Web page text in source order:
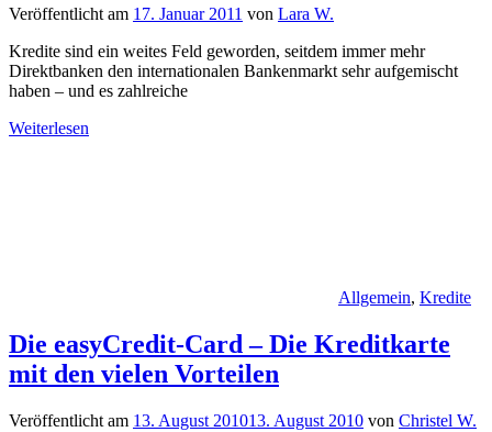
Veröffentlicht am 17. Januar 2011 von Lara W.
Kredite sind ein weites Feld geworden, seitdem immer mehr
Direktbanken den internationalen Bankenmarkt sehr aufgemischt
haben – und es zahlreiche
Weiterlesen
Allgemein, Kredite
Die easyCredit-Card – Die Kreditkarte
mit den vielen Vorteilen
Veröffentlicht am 13. August 201013. August 2010 von Christel W.